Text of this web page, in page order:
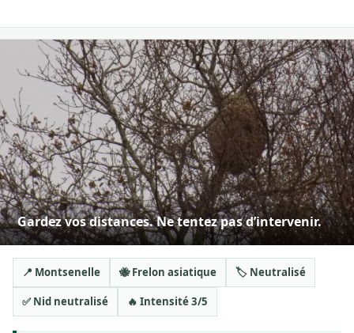
Gardez vos distances. Ne tentez pas d’intervenir.
📍 Montsenelle 🐝 Frelon asiatique 🏷️ Neutralisé
✅ Nid neutralisé 🔥 Intensité 3/5